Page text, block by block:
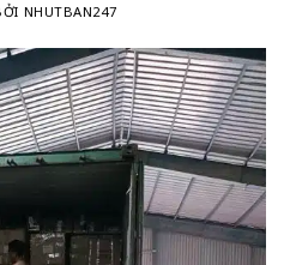
NHUTBAN247